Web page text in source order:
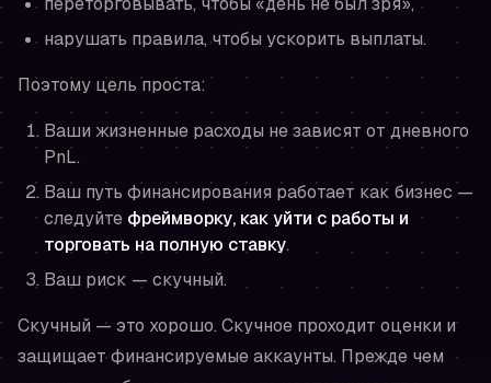
нарушать правила, чтобы ускорить выплаты.
Поэтому цель проста:
Ваши жизненные расходы не зависят от дневного
PnL.
Ваш путь финансирования работает как бизнес —
следуйте фреймворку, как уйти с работы и
торговать на полную ставку.
Ваш риск — скучный.
Скучный — это хорошо. Скучное проходит оценки и
защищает финансируемые аккаунты. Прежде чем